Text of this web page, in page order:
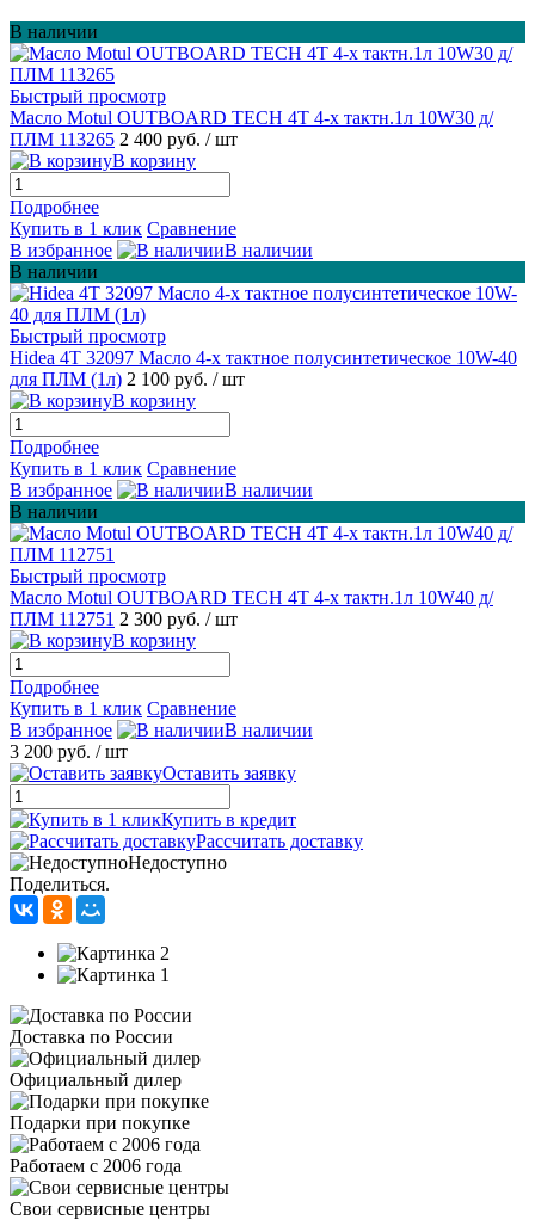
В наличии
Быстрый просмотр
Масло Motul OUTBOARD TECH 4T 4-х тактн.1л 10W30 д/
ПЛМ 113265 2 400 руб. / шт
В корзину
Подробнее
Купить в 1 клик Сравнение
В избранное
В наличии
В наличии
Быстрый просмотр
Hidea 4T 32097 Масло 4-х тактное полусинтетическое 10W-40
для ПЛМ (1л) 2 100 руб. / шт
В корзину
Подробнее
Купить в 1 клик Сравнение
В избранное
В наличии
В наличии
Быстрый просмотр
Масло Motul OUTBOARD TECH 4T 4-х тактн.1л 10W40 д/
ПЛМ 112751 2 300 руб. / шт
В корзину
Подробнее
Купить в 1 клик Сравнение
В избранное
В наличии
3 200 руб. / шт
Оставить заявку
Купить в кредит
Рассчитать доставку
Недоступно
Поделиться.
Доставка по России
Официальный дилер
Подарки при покупке
Работаем с 2006 года
Свои сервисные центры